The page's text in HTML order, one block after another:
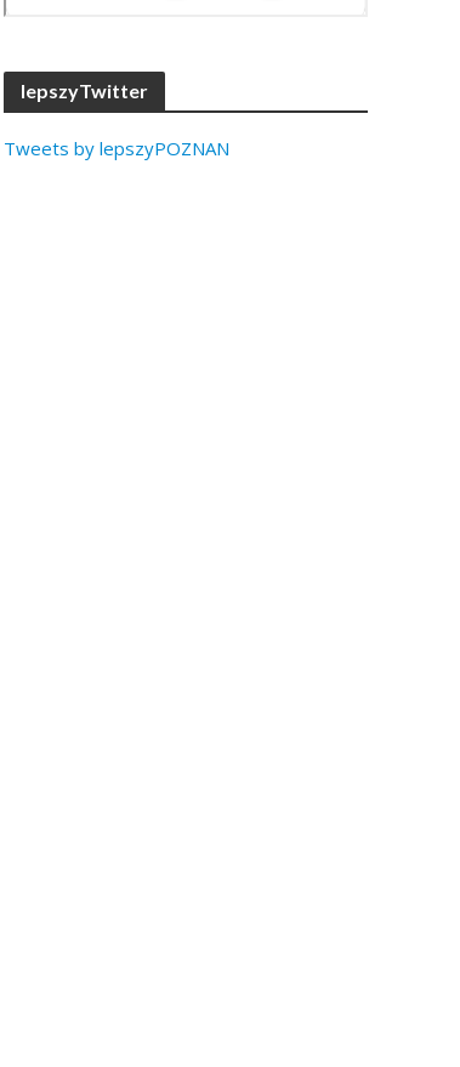
lepszyTwitter
Tweets by lepszyPOZNAN